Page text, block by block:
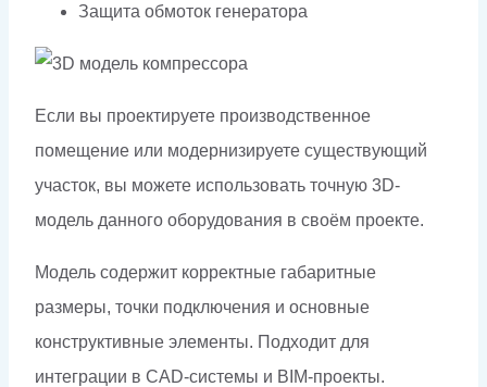
Защита обмоток генератора
Если вы проектируете производственное
помещение или модернизируете существующий
участок, вы можете использовать точную 3D-
модель данного оборудования в своём проекте.
Модель содержит корректные габаритные
размеры, точки подключения и основные
конструктивные элементы. Подходит для
интеграции в CAD-системы и BIM-проекты.